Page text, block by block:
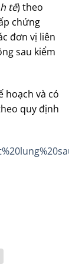
tế) theo
chứng
đơn vị liên
sau kiểm
hoạch và có
quy định